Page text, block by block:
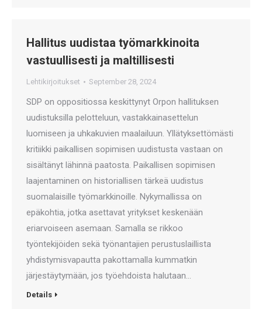
Hallitus uudistaa työmarkkinoita
vastuullisesti ja maltillisesti
Lehtikirjoitukset September 28, 2024
SDP on oppositiossa keskittynyt Orpon hallituksen
uudistuksilla pelotteluun, vastakkainasettelun
luomiseen ja uhkakuvien maalailuun. Yllätyksettömästi
kritiikki paikallisen sopimisen uudistusta vastaan on
sisältänyt lähinnä paatosta. Paikallisen sopimisen
laajentaminen on historiallisen tärkeä uudistus
suomalaisille työmarkkinoille. Nykymallissa on
epäkohtia, jotka asettavat yritykset keskenään
eriarvoiseen asemaan. Samalla se rikkoo
työntekijöiden sekä työnantajien perustuslaillista
yhdistymisvapautta pakottamalla kummatkin
järjestäytymään, jos työehdoista halutaan…
Details